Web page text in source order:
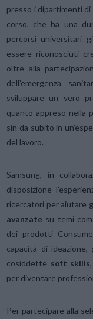
presso i dipartimenti di
corso, che ha una
percorsi universitari
essere riconosciuti
oltre alla
dell’emergenza
sviluppare un vero
quanto appreso nella
sin da subito in
del lavoro.
Samsung, in
disposizione
ricercatori per aiutare
avanzate su temi
dei prodotti
capacità di
cosiddette soft skills
per diventare
Per partecipare alla